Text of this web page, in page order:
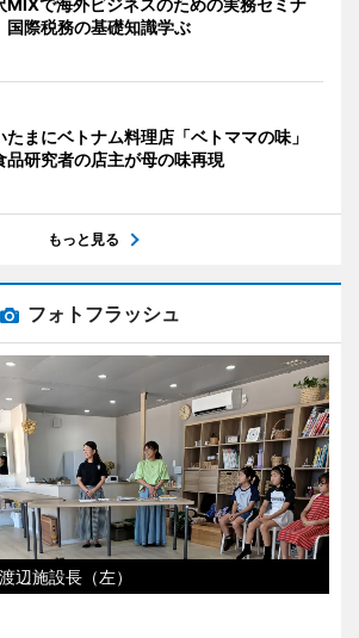
MIXで海外ビジネスのための実務セミナ
際税務の基礎知識学ぶ
たまにベトナム料理店「ベトママの味」
研究者の店主が母の味再現
もっと見る
フォトフラッシュ
辺施設長（左）